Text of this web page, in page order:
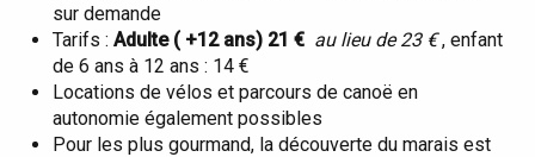
sur demande
Tarifs : Adulte ( +12 ans) 21 € au lieu de 23 €, enfant
de 6 ans à 12 ans : 14 €
Locations de vélos et parcours de canoë en
autonomie également possibles
Pour les plus gourmand, la découverte du marais est